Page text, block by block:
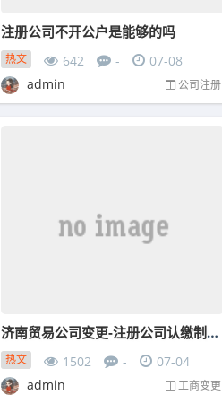
注册公司不开公户是能够的吗
热文 642 -
07-08
admin
公司注册
济南贸易公司变更-注册公司认缴制是怎么样的
热文 1502 -
07-04
admin
工商变更